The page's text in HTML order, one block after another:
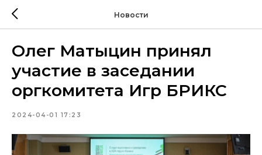
Новости
Олег Матыцин принял
участие в заседании
оргкомитета Игр БРИКС
2024-04-01 17:23